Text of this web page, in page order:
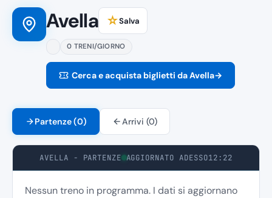
Avella ☆Salva
0 TRENI/GIORNO
Cerca e acquista biglietti da Avella→
Partenze (0) Arrivi (0)
AVELLA - PARTENZE AGGIORNATO ADESSO12:22
Nessun treno in programma. I dati si aggiornano